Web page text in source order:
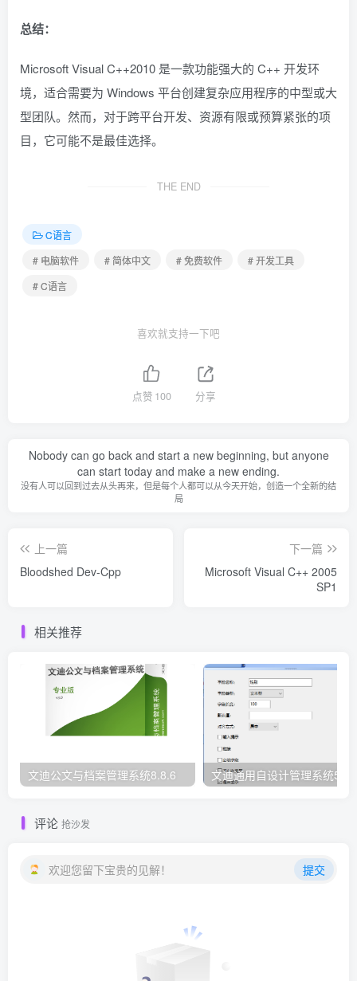
总结：
Microsoft Visual C++2010 是一款功能强大的 C++ 开发环
境，适合需要为 Windows 平台创建复杂应用程序的中型或大
型团队。然而，对于跨平台开发、资源有限或预算紧张的项
目，它可能不是最佳选择。
THE END
C语言
# 电脑软件
# 简体中文 # 免费软件
# 开发工具
# C语言
喜欢就支持一下吧
点赞 100 分享
Nobody can go back and start a new beginning, but anyone
can start today and make a new ending.
没有人可以回到过去从头再来，但是每个人都可以从今天开始，创造一个全新的结
局
上一篇
Bloodshed Dev-Cpp
下一篇
Microsoft Visual C++ 2005
SP1
相关推荐
文迪公文与档案管理系统8.8.6 文迪通用自设计管理系统
评论 抢沙发
欢迎您留下宝贵的见解！ 提交